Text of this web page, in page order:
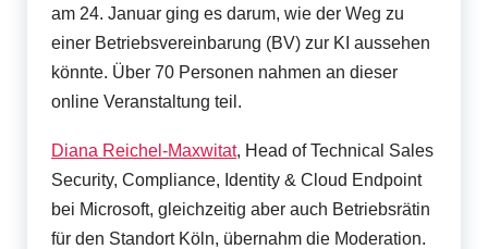
m
am 24. Januar ging es darum, wie der Weg zu
einer Betriebsvereinbarung (BV) zur KI aussehen
könnte. Über 70 Personen nahmen an dieser
online Veranstaltung teil.
Diana Reichel-Maxwitat, Head of Technical Sales
Security, Compliance, Identity & Cloud Endpoint
bei Microsoft, gleichzeitig aber auch Betriebsrätin
für den Standort Köln, übernahm die Moderation.